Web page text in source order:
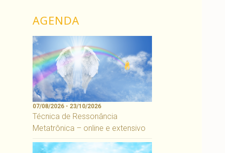
AGENDA
07/08/2026 - 23/10/2026
Técnica de Ressonância
Metatrônica – online e extensivo